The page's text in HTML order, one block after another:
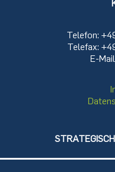
Telefon:
Telefax:
E-